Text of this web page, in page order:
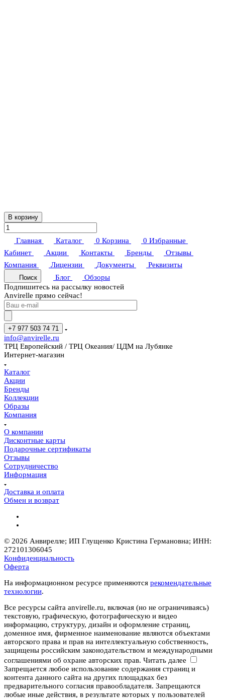
В корзину
Главная Каталог 0 Корзина 0 Избранные
Кабинет
Акции Контакты Бренды
Отзывы
Компания
Лицензии Документы Реквизиты
Поиск Блог
Обзоры
Подпишитесь на рассылку новостей
Anvirelle прямо сейчас!
+7 977 503 74 71
info@anvirelle.ru
ТРЦ Европейский / ТРЦ Океания/ ЦДМ на Лубянке
Интернет-магазин
Каталог
Акции
Бренды
Коллекции
Образы
Компания
О компании
Дисконтные карты
Подарочные сертификаты
Отзывы
Сотрудничество
Информация
Доставка и оплата
Обмен и возврат
© 2026 Анвирелле; ИП Глущенко Кристина Германовна; ИНН:
272101306045
Конфиденциальность
Оферта
На информационном ресурсе применяются рекомендательные
технологии.
Все ресурсы сайта anvirelle.ru, включая (но не ограничиваясь)
текстовую, графическую, фотографическую и видео
информацию, структуру, дизайн и оформление страниц,
доменное имя, фирменное наименование являются объектами
авторского права и прав на интеллектуальную собственность,
защищены российским законодательством и международными
соглашениями об охране авторских прав. Читать далее
Запрещается любое использование содержания страниц и
контента данного сайта на других площадках без
предварительного согласия правообладателя. Запрещаются
любые иные действия, в результате которых у пользователей